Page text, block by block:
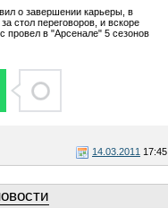
о завершении карьеры, в
стол переговоров, и вскоре
провел в "Арсенале" 5 сезонов
14.03.2011 17:45